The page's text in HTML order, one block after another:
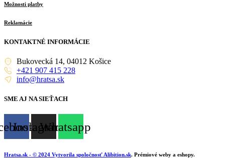
Možnosti platby
Reklamácie
KONTAKTNÉ INFORMÁCIE
Bukovecká 14, 04012 Košice
+421 907 415 228
info@hratsa.sk
SME AJ NA SIEŤACH
InstagramWhatsapp
Hratsa.sk - © 2024 Vytvorila spoločnosť Alibition.sk. Prémiové weby a eshopy.